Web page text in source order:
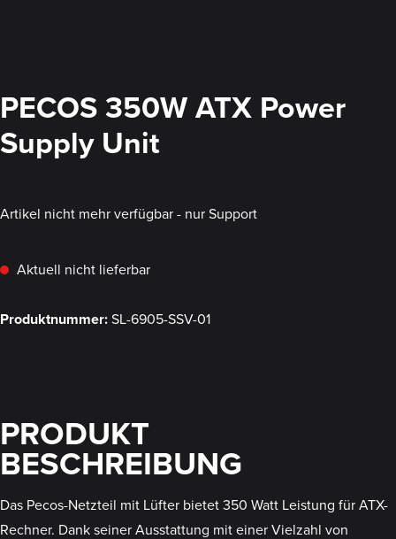
PECOS 350W ATX Power
Supply Unit
Artikel nicht mehr verfügbar - nur Support
Aktuell nicht lieferbar
Produktnummer:SL-6905-SSV-01
PRODUKT
BESCHREIBUNG
Das Pecos-Netzteil mit Lüfter bietet 350 Watt Leistung für ATX-
Rechner. Dank seiner Ausstattung mit einer Vielzahl von